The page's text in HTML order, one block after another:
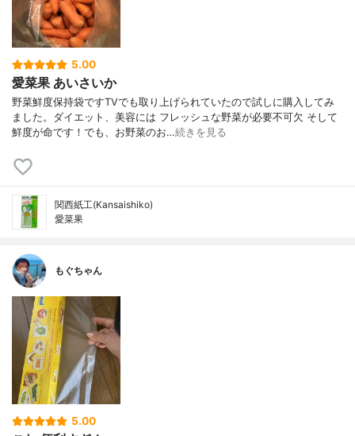
5.00
愛菜果 あいさいか
野菜鮮度保持袋ですTVでも取り上げられていたので試しに購入してみ
ました。ダイエット、美容には フレッシュな野菜が必要不可欠 そして
鮮度が命です！でも、お野菜のお…続きを見る
関西紙工(Kansaishiko)
愛菜果
もぐちゃん
5.00